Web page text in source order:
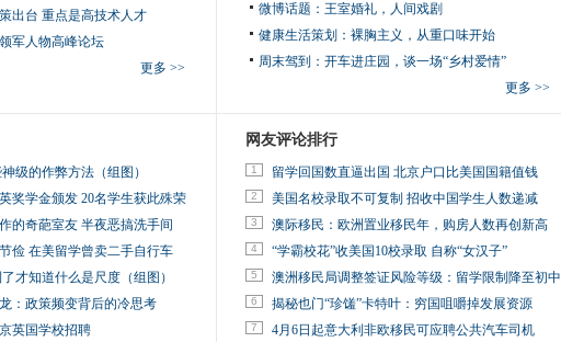
出台 重点是高技术人才
军人物高峰论坛
更多 >>
微博话题： 王室婚礼，人间戏剧
健康生活策划： 裸胸主义，从重口味开始
周末驾到： 开车进庄园，谈一场“乡村爱情”
更多 >>
级的作弊方法（组图）
奖学金颁发 20名学生获此殊荣
的奇葩室友 半夜恶搞洗手间
俭 在美留学曾卖二手自行车
才知道什么是尺度（组图）
：政策频变背后的冷思考
英国学校招聘
网友评论排行
1 留学回国数直逼出国 北京户口比美国国籍值钱
2 美国名校录取不可复制 招收中国学生人数递减
3 澳际移民：欧洲置业移民年，购房人数再创新高
4 “学霸校花”收美国10校录取 自称“女汉子”
5 澳洲移民局调整签证风险等级：留学限制降至初中
6 揭秘也门“珍馐”卡特叶：穷国咀嚼掉发展资源
7 4月6日起意大利非欧移民可应聘公共汽车司机